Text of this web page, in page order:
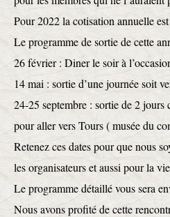
Pour 2022 la cotisation annuelle
Le programme de sortie de cette
26 février : Diner le soir à
14 mai : sortie d’une journée soit
24-25 septembre : sortie de 2 jours
pour aller vers Tours ( musée du
Retenez ces dates pour que nous
les organisateurs et aussi pour la
Le programme détaillé vous sera
Nous avons profité de cette